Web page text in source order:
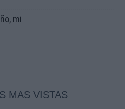
mi
MAS VISTAS